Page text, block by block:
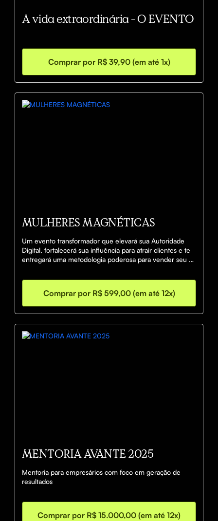
A vida extraordinária - O EVENTO
Comprar por R$ 39,90 (em até 1x)
MULHERES MAGNÉTICAS
Um evento transformador que elevará sua Autoridade
Digital, fortalecerá sua influência para atrair clientes e te
entregará uma metodologia poderosa para vender seu
Comprar por R$ 599,00 (em até 12x)
MENTORIA AVANTE 2025
Mentoria para empresários com foco em geração de
resultados
Comprar por R$ 15.000,00 (em até 12x)